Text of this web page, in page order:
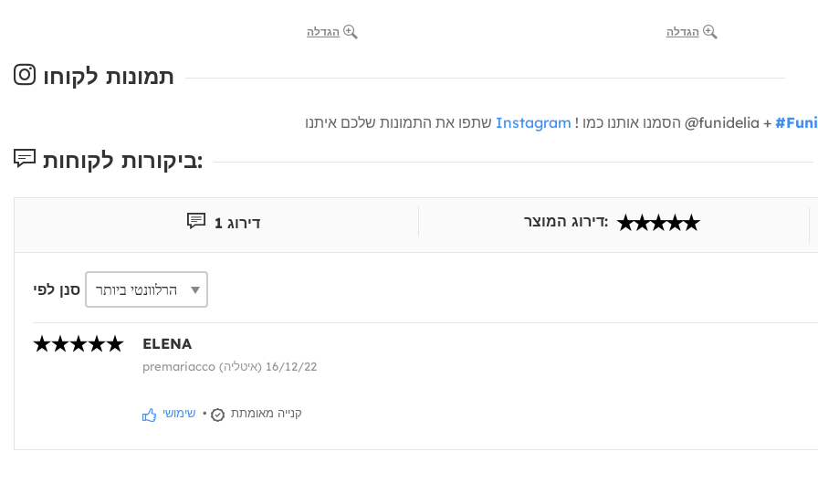
הגדלה הגדלה
תמונות לקוחו
Instagram ! הסמנו אותנו כמו @funidelia +
ביקורות לקוחות:
דירוג 1 דירוג המוצר:
סנן לפי
ELENA
premariacco (איטליה) 16/12/22
שימושי • קנייה מאומתת